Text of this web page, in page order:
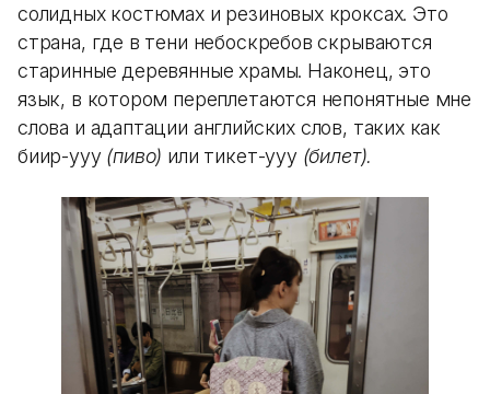
солидных костюмах и резиновых кроксах. Это
страна, где в тени небоскребов скрываются
старинные деревянные храмы. Наконец, это
язык, в котором переплетаются непонятные мне
слова и адаптации английских слов, таких как
биир-ууу (пиво) или тикет-ууу (билет).